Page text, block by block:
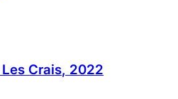
Crais, 2022